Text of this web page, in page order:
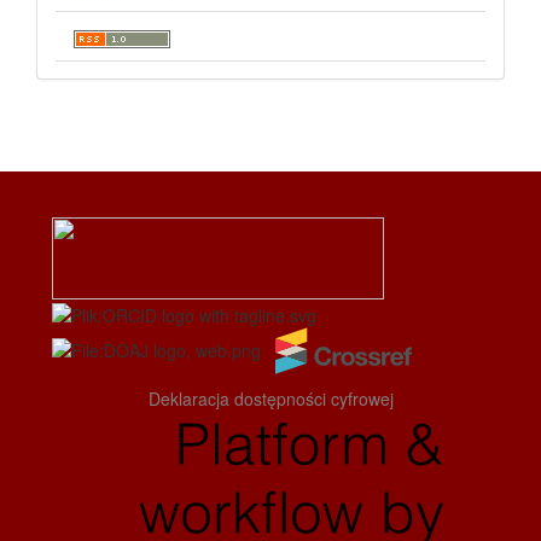
Deklaracja dostępności cyfrowej